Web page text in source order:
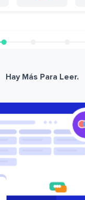
Hay Más Para Leer.